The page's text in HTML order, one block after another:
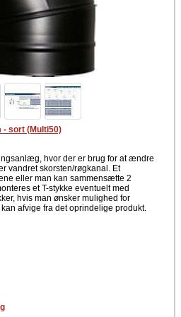
- sort (Multi50)
hvor der er brug for at ændre
vandret skorsten/røgkanal. Et
eller man kan sammensætte 2
et T-stykke eventuelt med
hvis man ønsker mulighed for
afvige fra det oprindelige produkt.